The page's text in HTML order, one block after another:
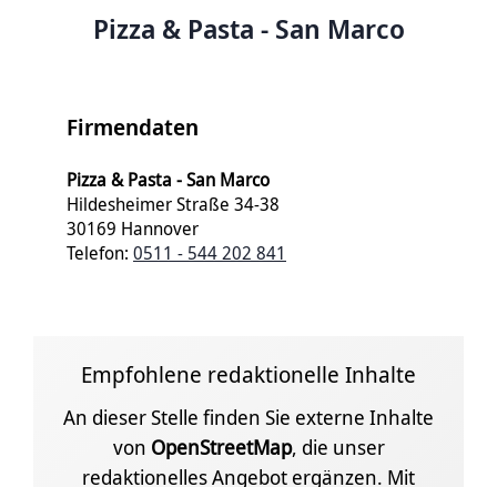
Pizza & Pasta - San Marco
Firmendaten
Pizza & Pasta - San Marco
Hildesheimer Straße 34-38
30169 Hannover
Telefon: 0511 - 544 202 841
Empfohlene redaktionelle Inhalte
An dieser Stelle finden Sie externe Inhalte
von OpenStreetMap, die unser
redaktionelles Angebot ergänzen. Mit